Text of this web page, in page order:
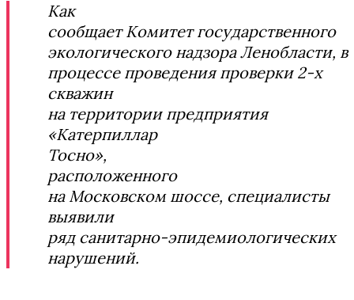
Как
сообщает Комитет государственного
экологического надзора Ленобласти, в
процессе проведения проверки 2-х
скважин
на территории предприятия
«Катерпиллар
Тосно»,
расположенного
на Московском шоссе, специалисты
выявили
ряд санитарно-эпидемиологических
нарушений.